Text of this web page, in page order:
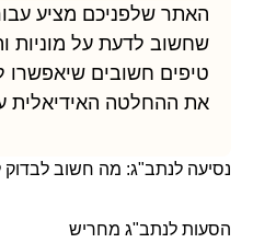
האתר שלפניכם מציע
שחשוב לדעת על מוניות
טיפים חשובים שיאפשרו
את ההחלטה האידיאלית
נסיעה לנתב"ג: מה חשוב לבדוק
הסעות לנתב"ג מחריש